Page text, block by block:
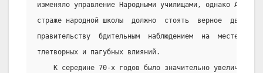
изменяло управление Народными училищами, однако
страже народной школы  должно  стоять  верное
правительству  бдительным  наблюдением  на  месте  к
тлетворных и пагубных влияний.
К середине 70-х годов было значительно увеличено